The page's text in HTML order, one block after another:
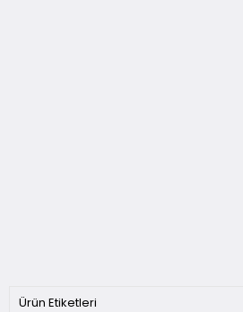
Ürün Etiketleri